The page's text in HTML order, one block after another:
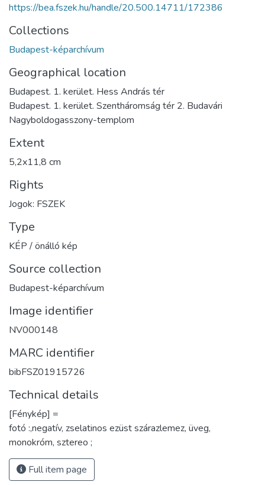
https://bea.fszek.hu/handle/20.500.14711/172386
Collections
Budapest-képarchívum
Geographical location
Budapest. 1. kerület. Hess András tér
Budapest. 1. kerület. Szentháromság tér 2. Budavári
Nagyboldogasszony-templom
Extent
5,2x11,8 cm
Rights
Jogok: FSZEK
Type
KÉP / önálló kép
Source collection
Budapest-képarchívum
Image identifier
NV000148
MARC identifier
bibFSZ01915726
Technical details
[Fénykép] =
fotó :,negatív, zselatinos ezüst szárazlemez, üveg,
monokróm, sztereo ;
Full item page